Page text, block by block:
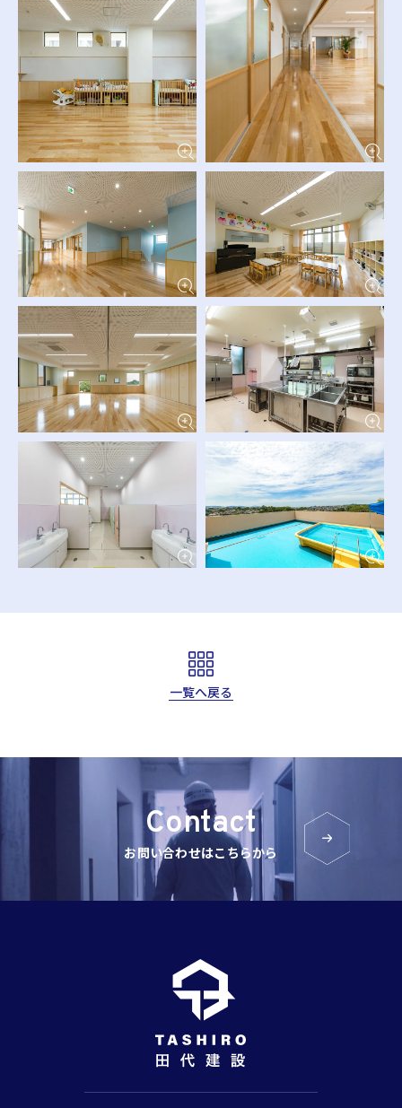
一覧へ戻る
Contact
お問い合わせはこちらから